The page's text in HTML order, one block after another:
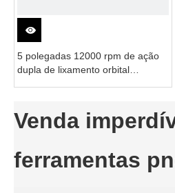
5 polegadas 12000 rpm de ação
dupla de lixamento orbital
Venda
ferramentas